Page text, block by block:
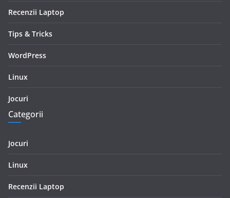
Recenzii Laptop
Tips & Tricks
WordPress
Linux
Jocuri
Categorii
Jocuri
Linux
Recenzii Laptop